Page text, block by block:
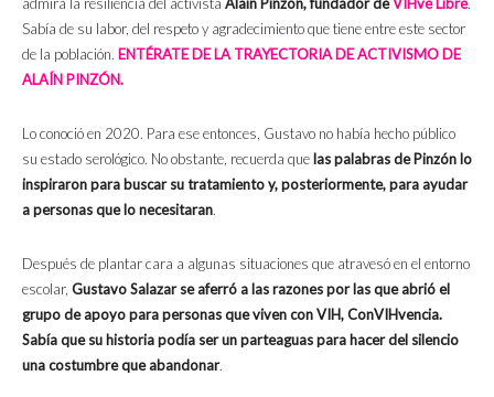
Sabía de su labor, del respeto y agradecimiento que tiene entre este sector
de la población. ENTÉRATE DE LA TRAYECTORIA DE ACTIVISMO DE
ALAÍN PINZÓN.
Lo conoció en 2020. Para ese entonces, Gustavo no había hecho público
su estado serológico. No obstante, recuerda que las palabras de Pinzón lo
inspiraron para buscar su tratamiento y, posteriormente, para ayudar
a personas que lo necesitaran.
Después de plantar cara a algunas situaciones que atravesó en el entorno
escolar, Gustavo Salazar se aferró a las razones por las que abrió el
grupo de apoyo para personas que viven con VIH, ConVIHvencia.
Sabía que su historia podía ser un parteaguas para hacer del silencio
una costumbre que abandonar.